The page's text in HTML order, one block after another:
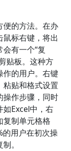
便的方法。在办
标右键，将出
有一个“复
贴板。这种方
作的用户。右键
粘贴和格式设置
操作步骤，同时
如Excel中，右
复制单元格格
的用户在初次操
。